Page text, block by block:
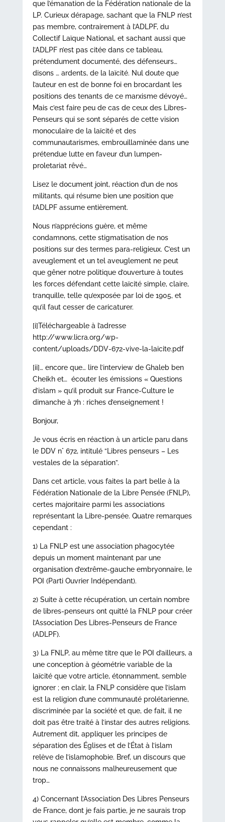
que l’émanation de la Fédération nationale de la
LP. Curieux dérapage, sachant que la FNLP n’est
pas membre, contrairement à l’ADLPF, du
Collectif Laïque National, et sachant aussi que
l’ADLPF n’est pas citée dans ce tableau,
prétendument documenté, des défenseurs…
disons … ardents, de la laïcité. Nul doute que
l’auteur en est de bonne foi en brocardant les
positions des tenants de ce marxisme dévoyé…
Mais c’est faire peu de cas de ceux des Libres-
Penseurs qui se sont séparés de cette vision
monoculaire de la laïcité et des
communautarismes, embrouillaminée dans une
prétendue lutte en faveur d’un lumpen-
proletariat rêvé…
Lisez le document joint, réaction d’un de nos
militants, qui résume bien une position que
l’ADLPF assume entièrement.
Nous n’apprécions guère, et même
condamnons, cette stigmatisation de nos
positions sur des termes para-religieux. C’est un
aveuglement et un tel aveuglement ne peut
que gêner notre politique d’ouverture à toutes
les forces défendant cette laïcité simple, claire,
tranquille, telle qu’exposée par loi de 1905, et
qu’il faut cesser de caricaturer.
[i]Téléchargeable à l’adresse
http://www.licra.org/wp-
content/uploads/DDV-672-vive-la-laicite.pdf
[ii]… encore que… lire l’interview de Ghaleb ben
Cheikh et… écouter les émissions « Questions
d’islam » qu’il produit sur France-Culture le
dimanche à 7h : riches d’enseignement !
Bonjour,
Je vous écris en réaction à un article paru dans
le DDV n° 672, intitulé “Libres penseurs – Les
vestales de la séparation”.
Dans cet article, vous faites la part belle à la
Fédération Nationale de la Libre Pensée (FNLP),
certes majoritaire parmi les associations
représentant la Libre-pensée. Quatre remarques
cependant :
1) La FNLP est une association phagocytée
depuis un moment maintenant par une
organisation d’extrême-gauche embryonnaire, le
POI (Parti Ouvrier Indépendant).
2) Suite à cette récupération, un certain nombre
de libres-penseurs ont quitté la FNLP pour créer
l’Association Des Libres-Penseurs de France
(ADLPF).
3) La FNLP, au même titre que le POI d’ailleurs, a
une conception à géométrie variable de la
laïcité que votre article, étonnamment, semble
ignorer ; en clair, la FNLP considère que l’islam
est la religion d’une communauté prolétarienne,
discriminée par la société et que, de fait, il ne
doit pas être traité à l’instar des autres religions.
Autrement dit, appliquer les principes de
séparation des Églises et de l’État à l’islam
relève de l’islamophobie. Bref, un discours que
nous ne connaissons malheureusement que
trop…
4) Concernant l’Association Des Libres Penseurs
de France, dont je fais partie, je ne saurais trop